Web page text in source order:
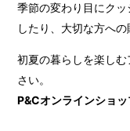
季節の変わり目にク
したり、大切な方への
初夏の暮らしを楽し
さい。
P&Cオンラインショ